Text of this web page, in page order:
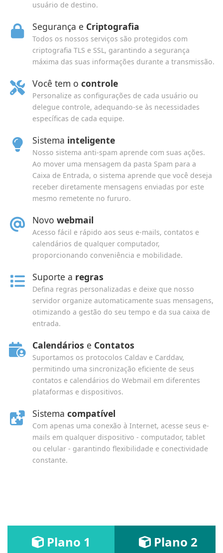
usuário de destino.
Segurança e Criptografia
Todos os nossos serviços são protegidos com
criptografia TLS e SSL, garantindo a segurança
máxima das suas informações durante a transmissão.
Você tem o controle
Personalize as configurações de cada usuário ou
delegue controle, adequando-se às necessidades
específicas de cada equipe.
Sistema inteligente
Nosso sistema anti-spam aprende com suas ações.
Ao mover uma mensagem da pasta Spam para a
Caixa de Entrada, o sistema aprende que você deseja
receber diretamente mensagens enviadas por este
mesmo remetente no fururo.
Novo webmail
Acesso fácil e rápido aos seus e-mails, contatos e
calendários de qualquer computador,
proporcionando conveniência e mobilidade.
Suporte a regras
Defina regras personalizadas e deixe que nosso
servidor organize automaticamente suas mensagens,
otimizando a gestão do seu tempo e da sua caixa de
entrada.
Calendários e Contatos
Suportamos os protocolos Caldav e Carddav,
permitindo uma sincronização eficiente de seus
contatos e calendários do Webmail em diferentes
plataformas e dispositivos.
Sistema compatível
Com apenas uma conexão à Internet, acesse seus e-
mails em qualquer dispositivo - computador, tablet
ou celular - garantindo flexibilidade e conectividade
constante.
Plano 1 Plano 2